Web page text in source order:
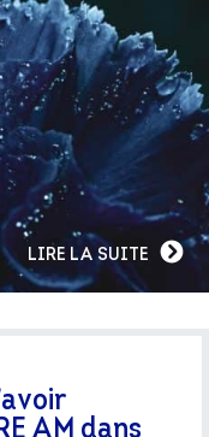
LIRE LA SUITE
AM dans